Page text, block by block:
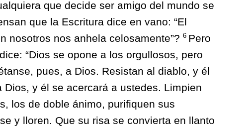
que decide ser amigo del mundo se
que la Escritura dice en vano: “El
nosotros nos anhela celosamente”? 6 Pero
“Dios se opone a los orgullosos, pero
pues, a Dios. Resistan al diablo, y él
Dios, y él se acercará a ustedes. Limpien
los de doble ánimo, purifiquen sus
y lloren. Que su risa se convierta en llanto